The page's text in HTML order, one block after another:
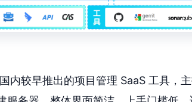
内较早推出的项目管理 SaaS 工具，